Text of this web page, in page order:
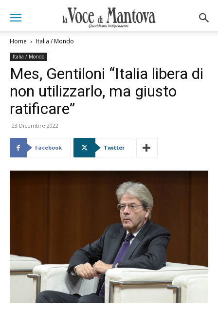
Home Italia / Mondo
Italia / Mondo
Mes, Gentiloni “Italia libera di
non utilizzarlo, ma giusto
ratificare”
23 Dicembre 2022
Facebook Twitter